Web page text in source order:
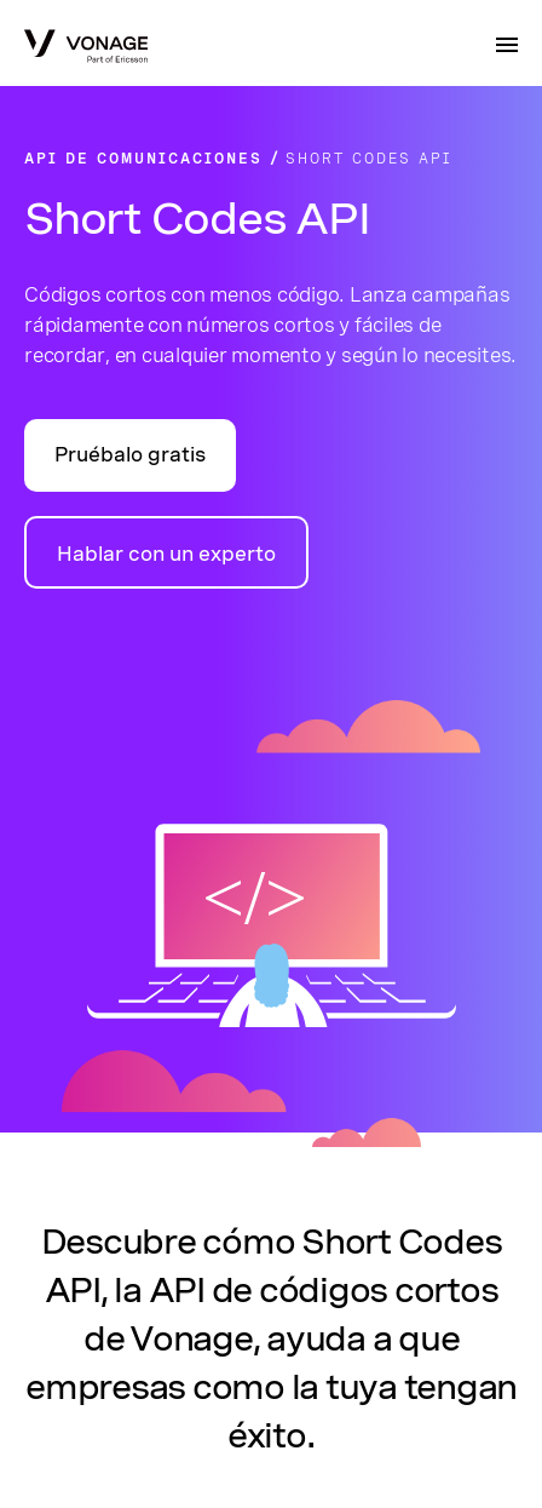
API DE COMUNICACIONES SHORT CODES API
Short Codes API
Códigos cortos con menos código. Lanza campañas
rápidamente con números cortos y fáciles de
recordar, en cualquier momento y según lo necesites.
Pruébalo gratis
Hablar con un experto
Descubre cómo Short Codes
API, la API de códigos cortos
de Vonage, ayuda a que
empresas como la tuya tengan
éxito.